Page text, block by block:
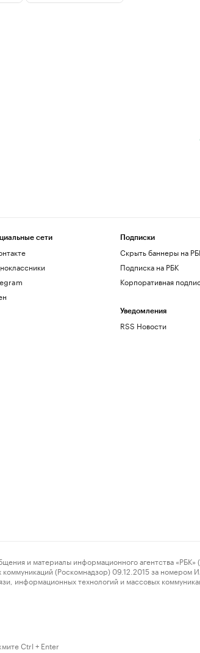
сети Подписки
Скрыть баннеры на
Подписка на РБК
Корпоративная
Уведомления
RSS Новости
материалы информационного агентства «РБК»
(Роскомнадзор) 09.12.2015 за
информационных технологий и массовых
Ctrl + Enter